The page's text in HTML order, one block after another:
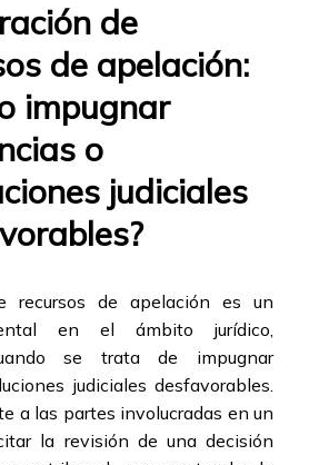
de
de apelación:
impugnar
o
judiciales
recursos de apelación es un
en el ámbito jurídico,
se trata de impugnar
judiciales desfavorables.
a las partes involucradas en un
la revisión de una decisión